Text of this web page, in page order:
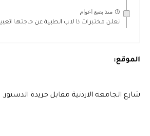
منذ بضع اعوام
تعلن مختبرات ذا لاب الطبية عن حاجتها